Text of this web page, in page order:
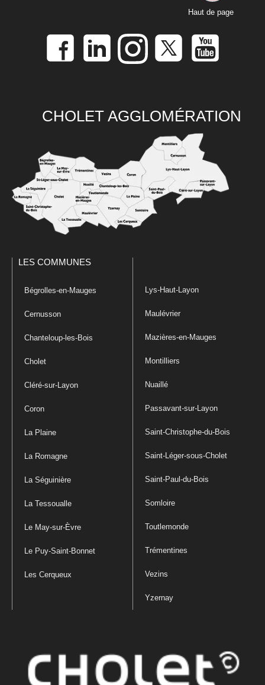
Haut de page
CHOLET AGGLOMÉRATION
LES COMMUNES
Bégrolles-en-Mauges
Cernusson
Chanteloup-les-Bois
Cholet
Cléré-sur-Layon
Coron
La Plaine
La Romagne
La Séguinière
La Tessoualle
Le May-sur-Èvre
Le Puy-Saint-Bonnet
Les Cerqueux
Lys-Haut-Layon
Maulévrier
Mazières-en-Mauges
Montilliers
Nuaillé
Passavant-sur-Layon
Saint-Christophe-du-Bois
Saint-Léger-sous-Cholet
Saint-Paul-du-Bois
Somloire
Toutlemonde
Trémentines
Vezins
Yzernay